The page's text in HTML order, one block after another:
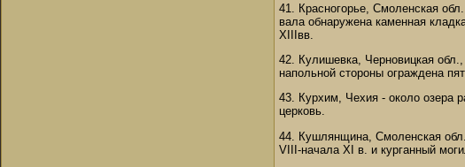
41. Красногорье, Смоленская
вала обнаружена каменная
XIIIвв.
42. Кулишевка, Черновицкая
напольной стороны ограждена
43. Курхим, Чехия - около озера
церковь.
44. Кушлянщина, Смоленская
VIII-начала XI в. и курганный